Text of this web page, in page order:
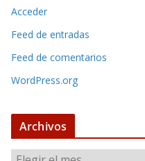
Acceder
Feed de entradas
Feed de comentarios
WordPress.org
Archivos